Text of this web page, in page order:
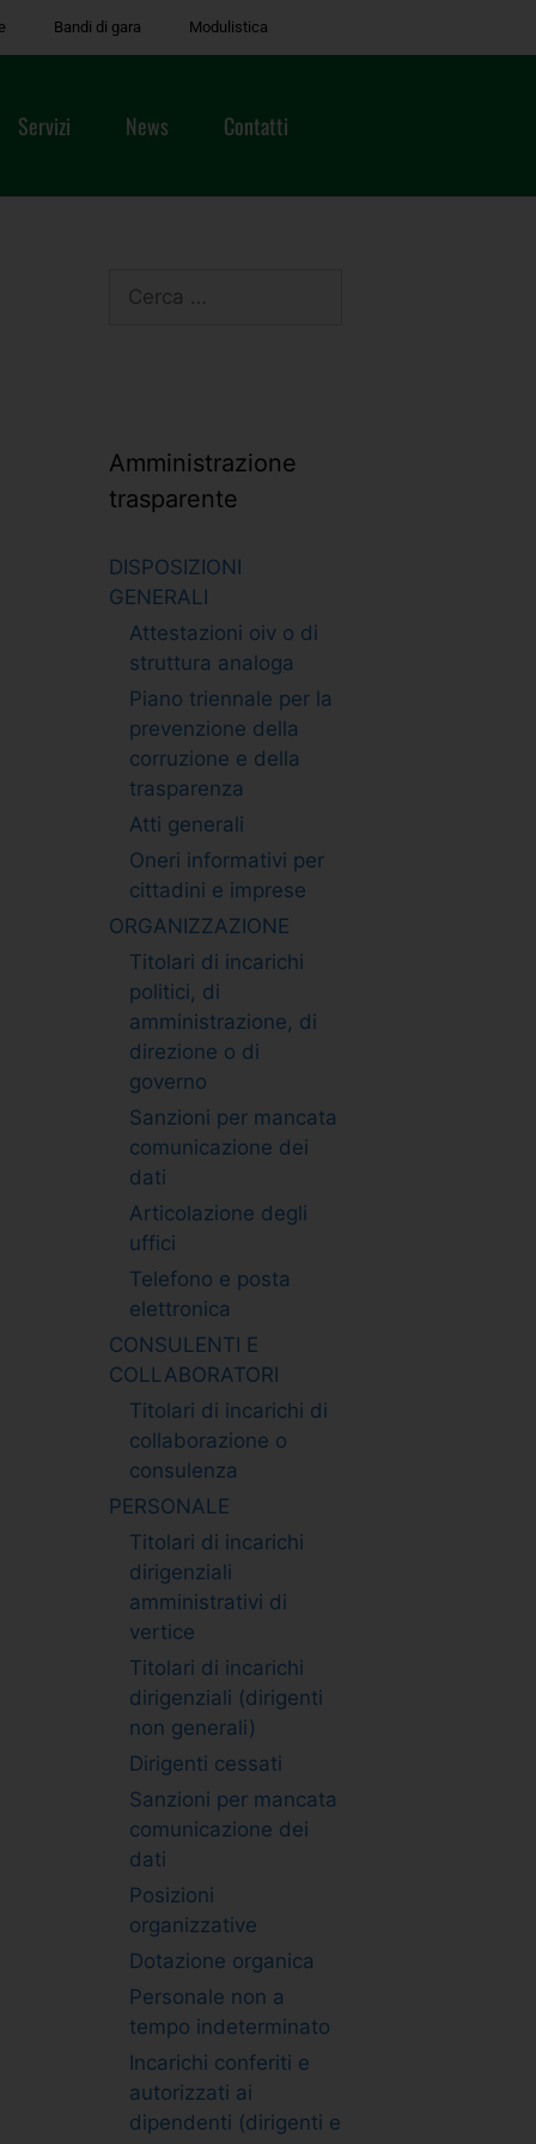
Bandi di gara Modulistica
Servizi News Contatti
Amministrazione
trasparente
DISPOSIZIONI
GENERALI
Attestazioni oiv o di
struttura analoga
Piano triennale per la
prevenzione della
corruzione e della
trasparenza
Atti generali
Oneri informativi per
cittadini e imprese
ORGANIZZAZIONE
Titolari di incarichi
politici, di
amministrazione, di
direzione o di
governo
Sanzioni per mancata
comunicazione dei
dati
Articolazione degli
uffici
Telefono e posta
elettronica
CONSULENTI E
COLLABORATORI
Titolari di incarichi di
collaborazione o
consulenza
PERSONALE
Titolari di incarichi
dirigenziali
amministrativi di
vertice
Titolari di incarichi
dirigenziali (dirigenti
non generali)
Dirigenti cessati
Sanzioni per mancata
comunicazione dei
dati
Posizioni
organizzative
Dotazione organica
Personale non a
tempo indeterminato
Incarichi conferiti e
autorizzati ai
dipendenti (dirigenti e